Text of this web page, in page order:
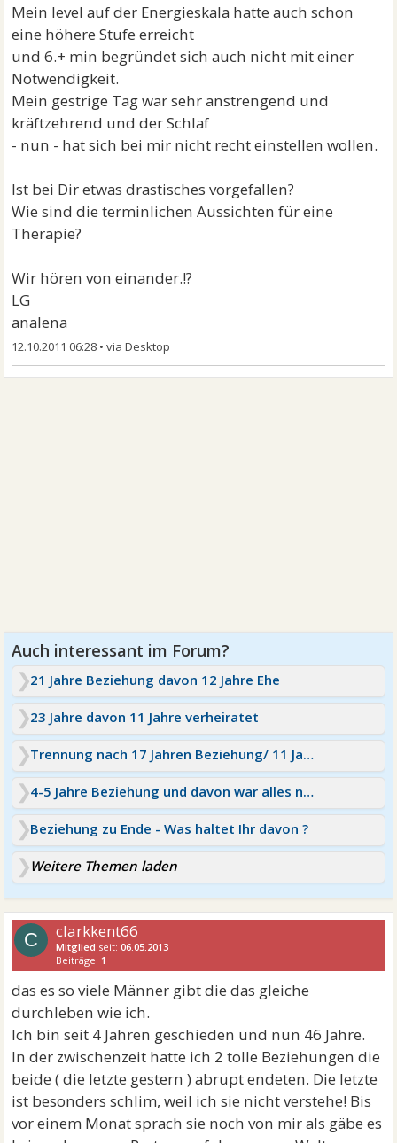
Mein level auf der Energieskala hatte auch schon
eine höhere Stufe erreicht
und 6.+ min begründet sich auch nicht mit einer
Notwendigkeit.
Mein gestrige Tag war sehr anstrengend und
kräftzehrend und der Schlaf
- nun - hat sich bei mir nicht recht einstellen wollen.
Ist bei Dir etwas drastisches vorgefallen?
Wie sind die terminlichen Aussichten für eine
Therapie?
Wir hören von einander.!?
LG
analena
12.10.2011 06:28 •
21 Jahre Beziehung davon 12 Jahre Ehe
23 Jahre davon 11 Jahre verheiratet
Trennung nach 17 Jahren Beziehung/ 11 Jahre davon Ehe
4-5 Jahre Beziehung und davon war alles nur Verarsche
Beziehung zu Ende - Was haltet Ihr davon ?
Weitere Themen laden
C clarkkent66
Mitglied seit:06.05.2013
Beiträge: 1
das es so viele Männer gibt die das gleiche
durchleben wie ich.
Ich bin seit 4 Jahren geschieden und nun 46 Jahre.
In der zwischenzeit hatte ich 2 tolle Beziehungen die
beide ( die letzte gestern ) abrupt endeten. Die letzte
ist besonders schlim, weil ich sie nicht verstehe! Bis
vor einem Monat sprach sie noch von mir als gäbe es